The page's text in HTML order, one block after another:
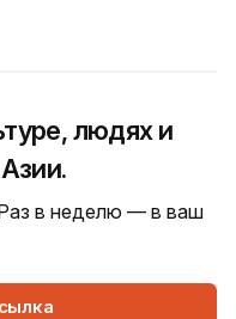
людях и
в неделю — в ваш